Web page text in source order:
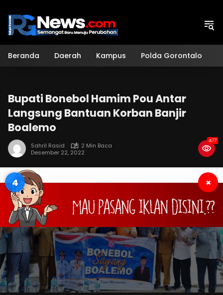
konten
Beranda Daerah Kampus Polda Gorontalo
Bupati Bonebol Hamim Pou Antar
Langsung Bantuan Korban Banjir
Boalemo
Sahril Rasid
2 Min Baca
Desember 22, 2022
477
3 ×